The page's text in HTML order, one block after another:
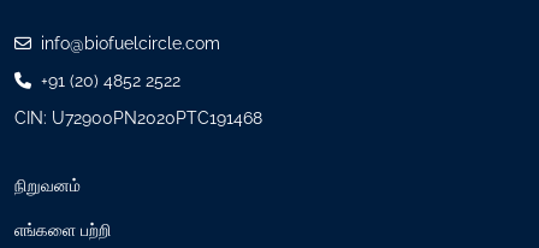
info@biofuelcircle.com
+91 (20) 4852 2522
CIN: U72900PN2020PTC191468
நிறுவனம்
எங்களை பற்றி